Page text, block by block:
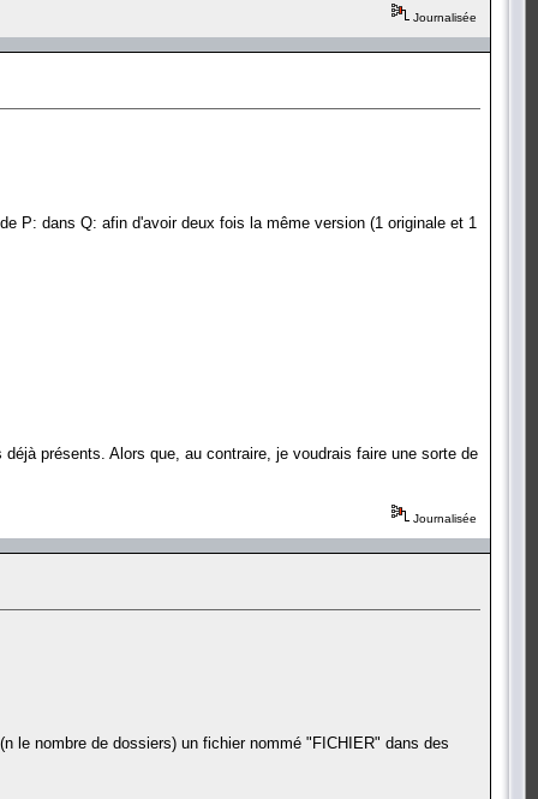
Journalisée
P: dans Q: afin d'avoir deux fois la même version (1 originale et 1
présents. Alors que, au contraire, je voudrais faire une sorte de
Journalisée
le nombre de dossiers) un fichier nommé "FICHIER" dans des